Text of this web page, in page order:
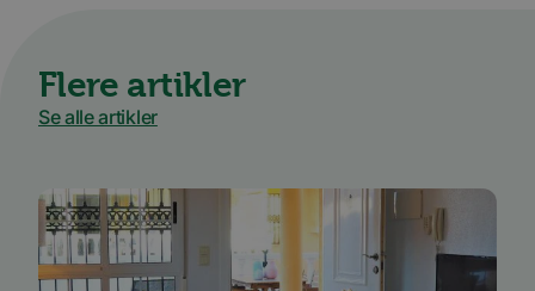
Flere artikler
Se alle artikler